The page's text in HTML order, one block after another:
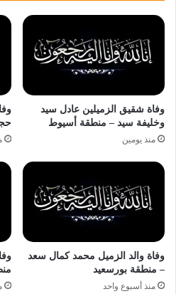
وفاة شقيق الزميلين عادل سيد
وخليفة سيد – منطقة أسيوط
منذ يومين
وفاة والد الزميل محمد كمال سعد
– منطقة بورسعيد
منذ أسبوع واحد